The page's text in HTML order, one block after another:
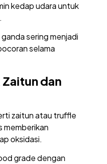
kedap udara untuk
sering menjadi
selama
dan
zaitun atau truffle
memberikan
oksidasi.
grade dengan